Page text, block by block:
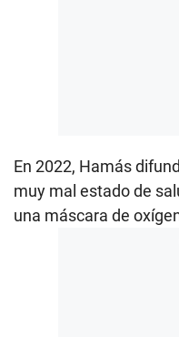
En 2022, Hamás
muy mal estado de
una máscara de